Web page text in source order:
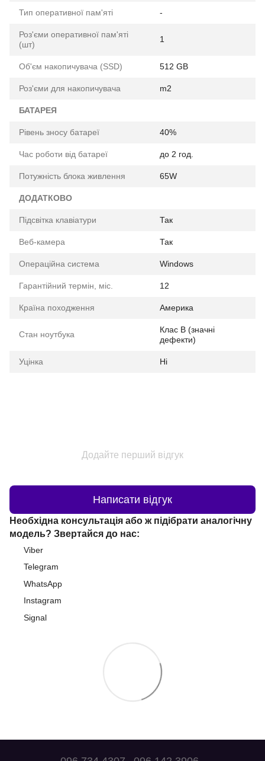
Тип оперативної пам'яті -
Роз'єми оперативної пам'яті
(шт)
1
Об'єм накопичувача (SSD) 512 GB
Роз'єми для накопичувача m2
БАТАРЕЯ
Рівень зносу батареї 40%
Час роботи від батареї до 2 год.
Потужність блока живлення 65W
ДОДАТКОВО
Підсвітка клавіатури Так
Веб-камера Так
Операційна система Windows
Гарантійний термін, міс. 12
Країна походження Америка
Стан ноутбука
Клас B (значні
дефекти)
Уцінка Ні
Додайте перший відгук
Написати відгук
Необхідна консультація або ж підібрати аналогічну
модель? Звертайся до нас:
Viber
Telegram
WhatsApp
Instagram
Signal